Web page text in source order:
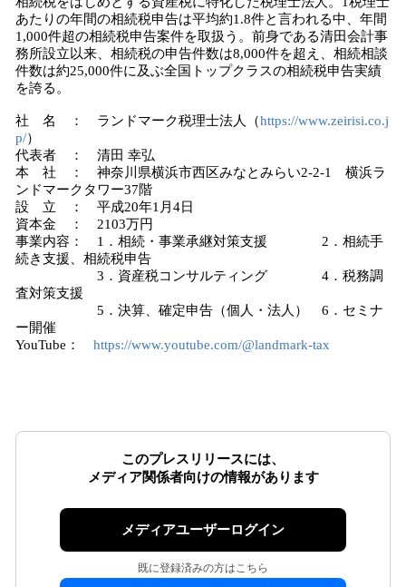
あたりの年間の相続税申告は平均約1.8件と言われる中、年間
1,000件超の相続税申告案件を取扱う。前身である清田会計事
務所設立以来、相続税の申告件数は8,000件を超え、相続相談
件数は約25,000件に及ぶ全国トップクラスの相続税申告実績
を誇る。
社 名 ： ランドマーク税理士法人（https://www.zeirisi.co.j
p/）
代表者 ： 清田 幸弘
本 社 ： 神奈川県横浜市西区みなとみらい2-2-1 横浜ラ
ンドマークタワー37階
設 立 ： 平成20年1月4日
資本金 ： 2103万円
事業内容： 1．相続・事業承継対策支援 2．相続手
続き支援、相続税申告
3．資産税コンサルティング 4．税務調
査対策支援
5．決算、確定申告（個人・法人） 6．セミナ
ー開催
YouTube： https://www.youtube.com/@landmark-tax
このプレスリリースには、
メディア関係者向けの情報があります
メディアユーザーログイン
既に登録済みの方はこちら